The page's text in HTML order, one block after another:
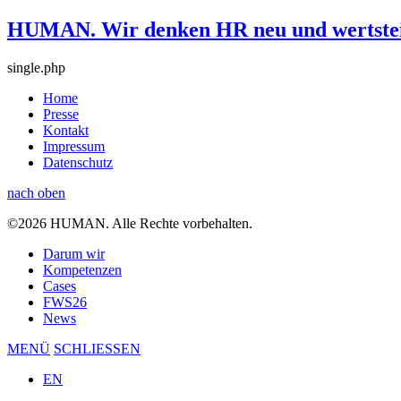
HUMAN. Wir denken HR neu und
single.php
Home
Presse
Kontakt
Impressum
Datenschutz
nach oben
©2026 HUMAN. Alle Rechte vorbehalten.
Darum wir
Kompetenzen
Cases
FWS26
News
MENÜ SCHLIESSEN
EN